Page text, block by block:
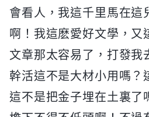
會看人，我這千里馬在這
啊！我這麽愛好文學，又
文章那太容易了，打發我
幹活這不是大材小用嗎？
這不是把金子埋在土裏了